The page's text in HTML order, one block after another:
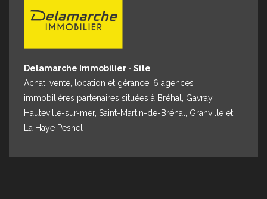
Delamarche Immobilier - Site
Achat, vente, location et gérance. 6 agences
immobilières partenaires situées à Bréhal, Gavray,
Hauteville-sur-mer, Saint-Martin-de-Bréhal, Granville et
La Haye Pesnel